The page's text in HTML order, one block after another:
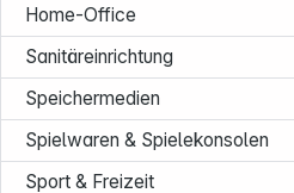
Home-Office
Sanitäreinrichtung
Speichermedien
Spielwaren & Spielekonsolen
Sport & Freizeit